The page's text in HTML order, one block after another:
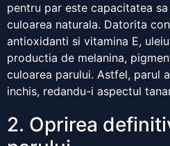
pentru par este capacitatea
culoarea naturala. Datorita
antioxidanti si vitamina E,
productia de melanina,
culoarea parului. Astfel, parul
inchis, redandu-i aspectul
2. Oprirea